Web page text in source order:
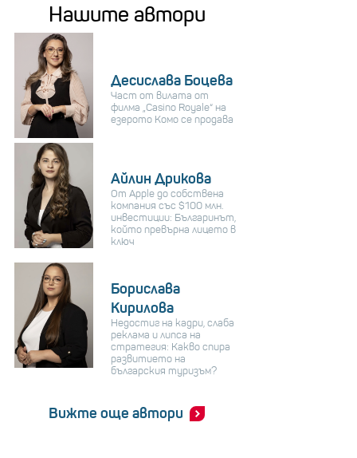
Нашите автори
Десислава Боцева
Част от вилата от
филма „Casino Royale“ на
езерото Комо се продава
Айлин Дрикова
От Apple до собствена
компания със $100 млн.
инвестиции: Българинът,
който превърна лицето в
ключ
Борислава
Кирилова
Недостиг на кадри, слаба
реклама и липса на
стратегия: Какво спира
развитието на
българския туризъм?
Вижте още автори